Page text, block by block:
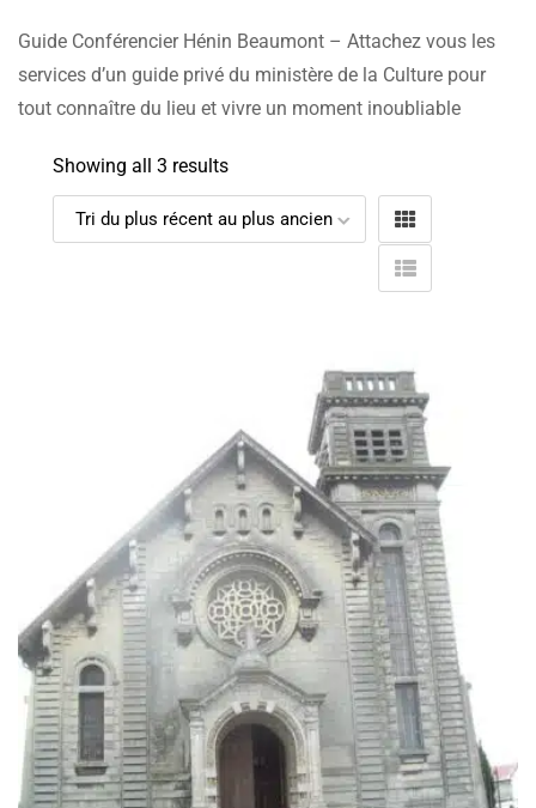
Guide Conférencier Hénin Beaumont – Attachez vous les
services d’un guide privé du ministère de la Culture pour
tout connaître du lieu et vivre un moment inoubliable
Showing all 3 results